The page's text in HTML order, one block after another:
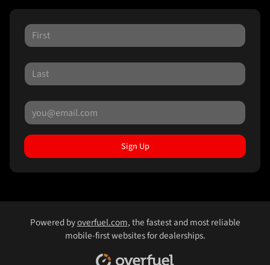
Sign Up
Powered byoverfuel.com, the fastest and most reliable
mobile-first websites for dealerships.